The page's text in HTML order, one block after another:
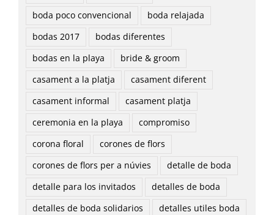
boda poco convencional
boda relajada
bodas 2017
bodas diferentes
bodas en la playa
bride & groom
casament a la platja
casament diferent
casament informal
casament platja
ceremonia en la playa
compromiso
corona floral
corones de flors
corones de flors per a núvies
detalle de boda
detalle para los invitados
detalles de boda
detalles de boda solidarios
detalles utiles boda